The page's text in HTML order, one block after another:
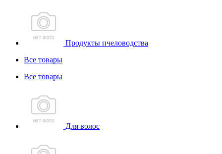
Продукты пчеловодства
Все товары
Все товары
Для волос